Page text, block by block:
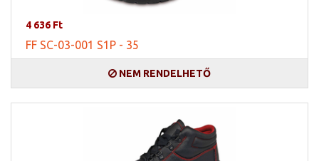
4 636 Ft
FF SC-03-001 S1P - 35
NEM RENDELHETŐ